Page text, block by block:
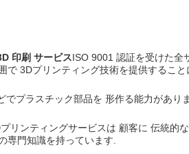
印刷 サービスISO 9001 認証を受けた全
で 3Dプリンティング技術を提供するこ
でプラスチック部品を 形作る能力があ
リンティングサービスは 顧客に 伝統的
専門知識を持っています.